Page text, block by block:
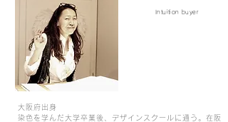
Intuition buyer
大阪府出身
染色を学んだ大学卒業後、デザインスクールに通う。在阪